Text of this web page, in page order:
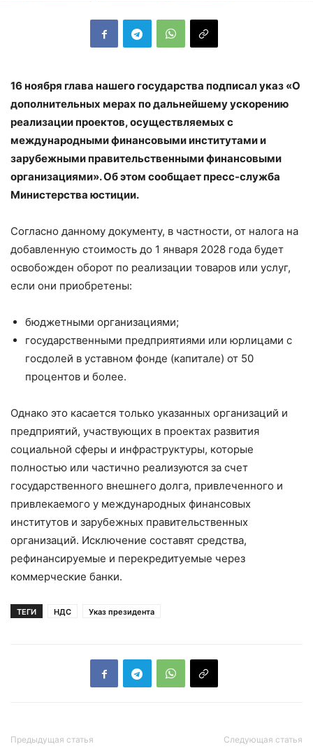
16 ноября глава нашего государства подписал указ «О
дополнительных мерах по дальнейшему ускорению
реализации проектов, осуществляемых с
международными финансовыми институтами и
зарубежными правительственными финансовыми
организациями». Об этом сообщает пресс-служба
Министерства юстиции.
Согласно данному документу, в частности, от налога на
добавленную стоимость до 1 января 2028 года будет
освобожден оборот по реализации товаров или услуг,
если они приобретены:
бюджетными организациями;
государственными предприятиями или юрлицами с
госдолей в уставном фонде (капитале) от 50
процентов и более.
Однако это касается только указанных организаций и
предприятий, участвующих в проектах развития
социальной сферы и инфраструктуры, которые
полностью или частично реализуются за счет
государственного внешнего долга, привлеченного и
привлекаемого у международных финансовых
институтов и зарубежных правительственных
организаций. Исключение составят средства,
рефинансируемые и перекредитуемые через
коммерческие банки.
ТЕГИ НДС Указ президента
Предыдущая статья Следующая статья